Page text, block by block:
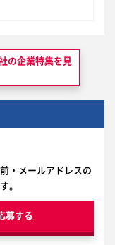
の企業特集を見
・メールアドレスの
。
募する